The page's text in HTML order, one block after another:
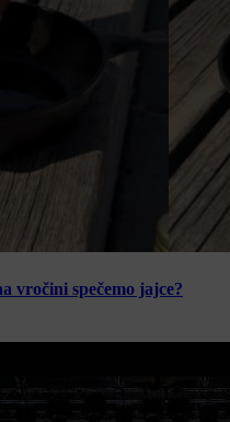
vročini spečemo jajce?